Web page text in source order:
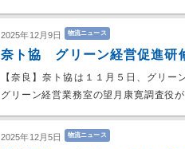
2025年12月9日 物流ニュース
奈ト協 グリーン経営促進研
【奈良】奈ト協は１１月５日、グリ
グリーン経営業務室の望月康寛調査役
2025年12月5日 物流ニュース